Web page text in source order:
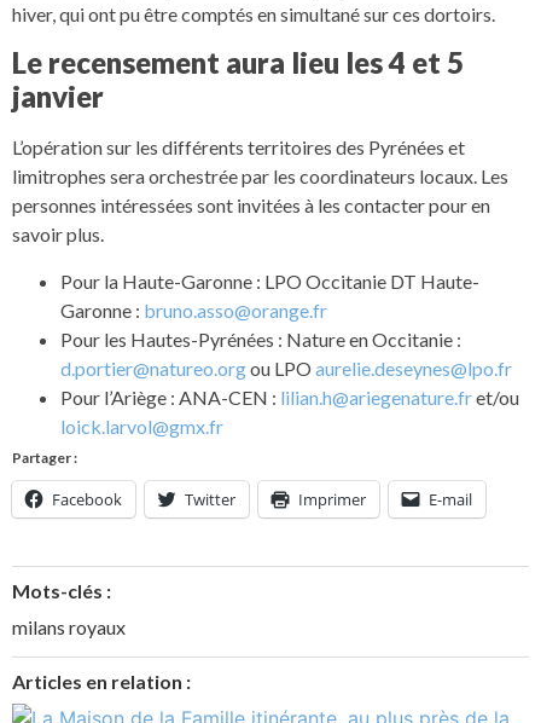
hiver, qui ont pu être comptés en simultané sur ces dortoirs.
Le recensement aura lieu les 4 et 5
janvier
L’opération sur les différents territoires des Pyrénées et
limitrophes sera orchestrée par les coordinateurs locaux. Les
personnes intéressées sont invitées à les contacter pour en
savoir plus.
Pour la Haute-Garonne : LPO Occitanie DT Haute-
Garonne : bruno.asso@orange.fr
Pour les Hautes-Pyrénées : Nature en Occitanie :
d.portier@natureo.orgou LPO aurelie.deseynes@lpo.fr
Pour l’Ariège : ANA-CEN : lilian.h@ariegenature.fret/ou
loick.larvol@gmx.fr
Partager :
Facebook Twitter Imprimer E-mail
Mots-clés :
milans royaux
Articles en relation :